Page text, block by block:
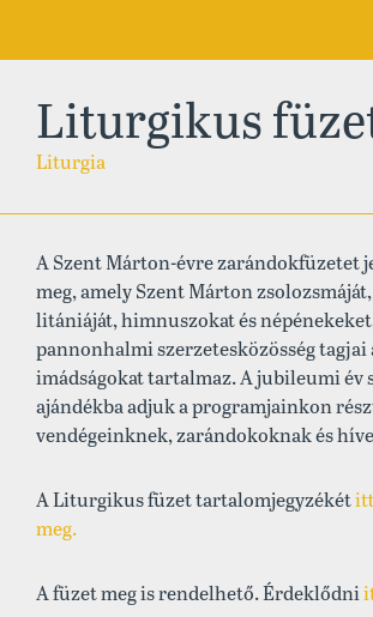
Liturgikus
Liturgia
A Szent Márton-évre zarándokfüzetet
meg, amely Szent Márton
litániáját, himnuszokat és
pannonhalmi szerzetesközösség
imádságokat tartalmaz. A jubileumi év
ajándékba adjuk a programjainkon
vendégeinknek, zarándokoknak és
A Liturgikus füzet tartalomjegyzékét
meg.
A füzet meg is rendelhető. Érdeklődni